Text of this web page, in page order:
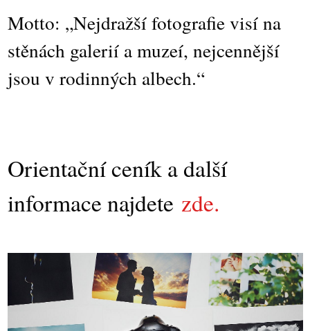
Motto: „Nejdražší fotografie visí na
stěnách galerií a muzeí, nejcennější
jsou v rodinných albech.“
Orientační ceník a další
informace najdete zde.